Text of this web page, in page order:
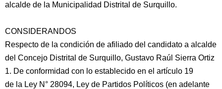
alcalde de la Municipalidad Distrital de Surquillo.
CONSIDERANDOS
Respecto de la condición de afiliado del candidato a alcalde
del Concejo Distrital de Surquillo, Gustavo Raúl Sierra Ortiz
1. De conformidad con lo establecido en el artículo 19
de la Ley N° 28094, Ley de Partidos Políticos (en adelante